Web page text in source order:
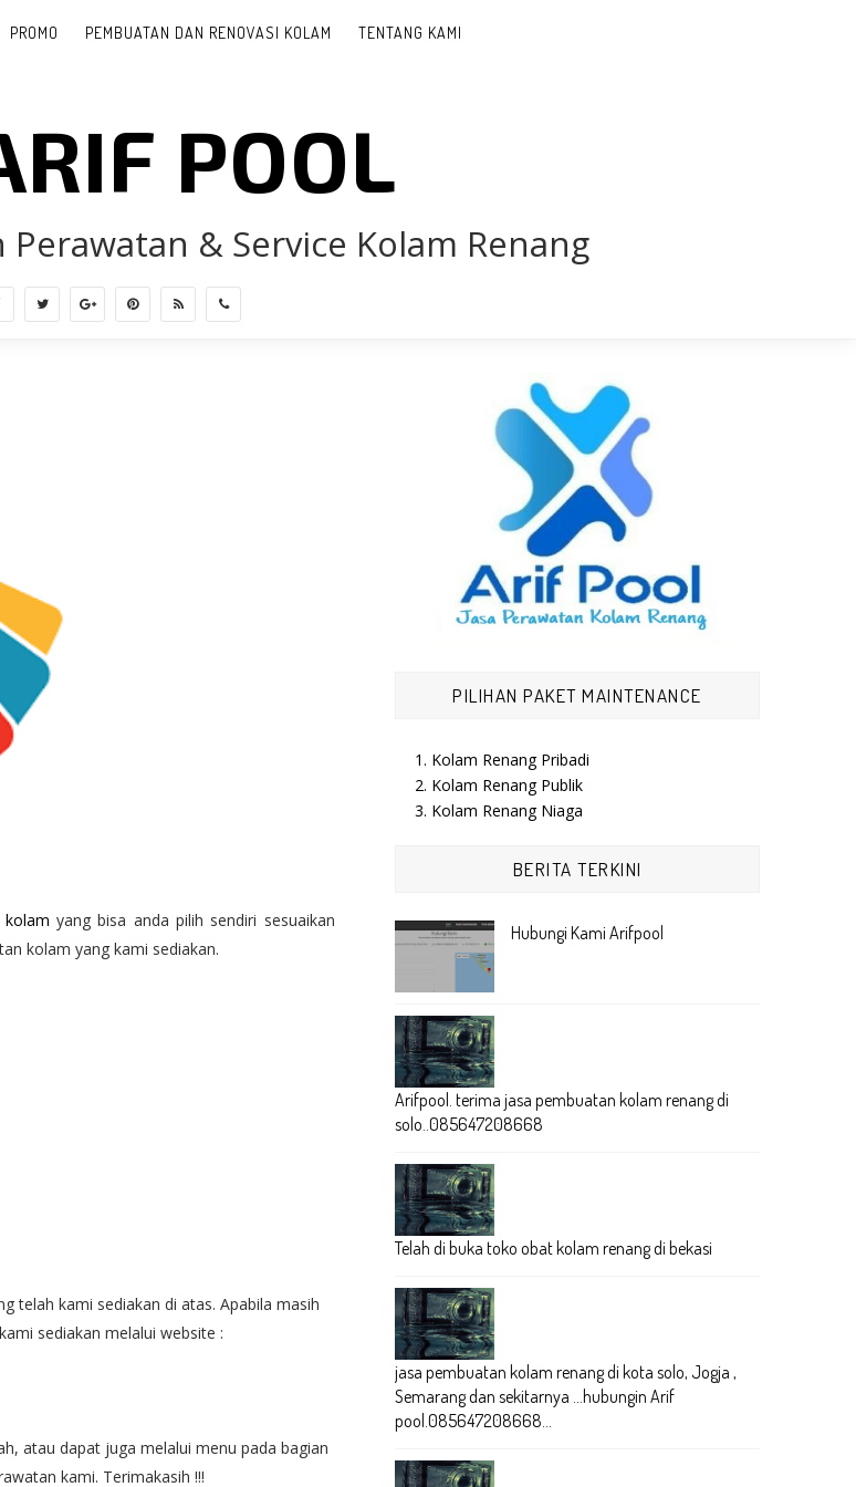
PROMO PEMBUATAN DAN RENOVASI KOLAM TENTANG KAMI
POOL
& Service Kolam Renang
kolam yang bisa anda pilih sendiri sesuaikan
kolam yang kami sediakan.
telah kami sediakan di atas. Apabila masih
sediakan melalui website :
atau dapat juga melalui menu pada bagian
kami. Terimakasih !!!
PILIHAN PAKET MAINTENANCE
1. Kolam Renang Pribadi
2. Kolam Renang Publik
3. Kolam Renang Niaga
BERITA TERKINI
Hubungi Kami Arifpool
Arifpool. terima jasa pembuatan kolam renang di
solo..085647208668
Telah di buka toko obat kolam renang di bekasi
jasa pembuatan kolam renang di kota solo, Jogja ,
Semarang dan sekitarnya ...hubungin Arif
pool.085647208668...